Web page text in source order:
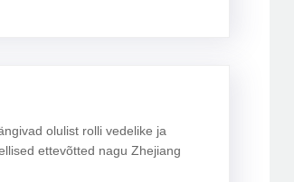
olulist rolli vedelike ja
ettevõtted nagu Zhejiang